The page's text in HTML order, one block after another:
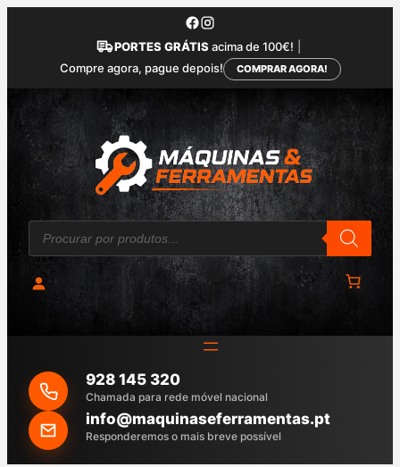
conteúdo
PORTES GRÁTIS acima de 100€!
Compre agora, pague depois!
COMPRAR AGORA!
P
o
u
r
c
h
928 145 320
Chamada para rede móvel nacional
info@maquinaseferramentas.pt
Responderemos o mais breve possível